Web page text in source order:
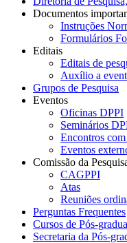
Documentos
Instruções
Formulários
Editais
Editais de
Auxílio a
Grupos de Pesquisa
Eventos
Oficinas DPPI
Seminários
Encontros
Eventos
Comissão da
CAGPPI
Atas
Reuniões
Perguntas Frequentes
Cursos de Pós-
Secretaria da Pós-